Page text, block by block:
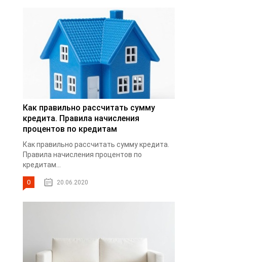
Как правильно рассчитать сумму
кредита. Правила начисления
процентов по кредитам
Как правильно рассчитать сумму кредита.
Правила начисления процентов по
кредитам...
0 20.06.2020